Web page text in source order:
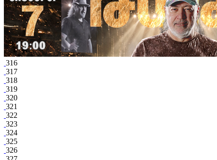
316
317
318
319
320
321
322
323
324
325
326